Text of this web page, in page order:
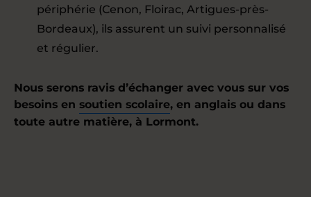
périphérie (Cenon, Floirac, Artigues-près-
Bordeaux), ils assurent un suivi personnalisé
et régulier.
Nous serons ravis d’échanger avec vous sur vos
besoins en soutien scolaire, en anglais ou dans
toute autre matière, à Lormont.